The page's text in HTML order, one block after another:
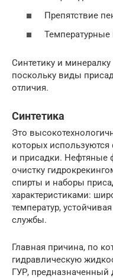
Препятствие
Температурные
Синтетику и
поскольку виды
отличия.
Синтетика
Это
которых
и присадки. Нефтяные
очистку
спирты и наборы
характеристиками:
температур,
службы.
Главная причина, по
гидравлическую
ГУР,